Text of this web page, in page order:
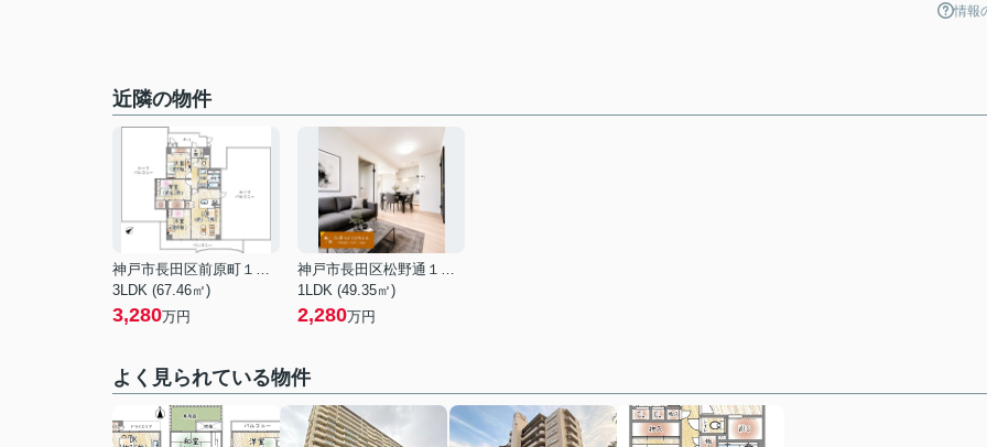
情報
近隣の物件
神戸市長田区前原町１丁目
3LDK (67.46㎡)
3,280万円
神戸市長田区松野通１丁目
1LDK (49.35㎡)
2,280万円
よく見られている物件